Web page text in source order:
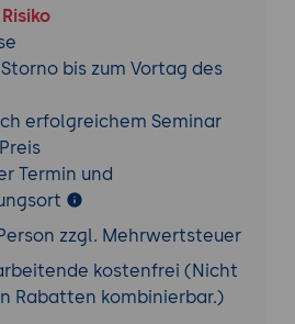
Service Health
Peer-Review):
Azure-Dienst je
Compute, Speicher oder
das passende
je Aufgabe wählen:
verfolgen,
Die Zuordnung mit einer
Person vergleichen
bis zum Vortag des
erfolgreichem Seminar
Termin und
zzgl. Mehrwertsteuer
kostenfrei (Nicht
Rabatten kombinierbar.)